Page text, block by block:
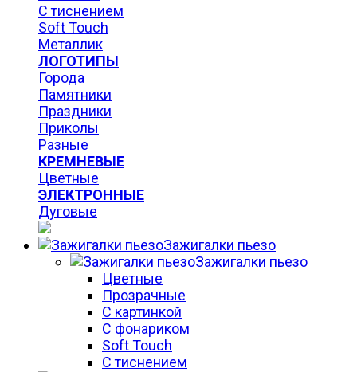
С тиснением
Soft Touch
Металлик
ЛОГОТИПЫ
Города
Памятники
Праздники
Приколы
Разные
КРЕМНЕВЫЕ
Цветные
ЭЛЕКТРОННЫЕ
Дуговые
Зажигалки пьезо
Зажигалки пьезо
Цветные
Прозрачные
С картинкой
С фонариком
Soft Touch
С тиснением